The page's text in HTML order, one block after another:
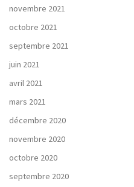
novembre 2021
octobre 2021
septembre 2021
juin 2021
avril 2021
mars 2021
décembre 2020
novembre 2020
octobre 2020
septembre 2020